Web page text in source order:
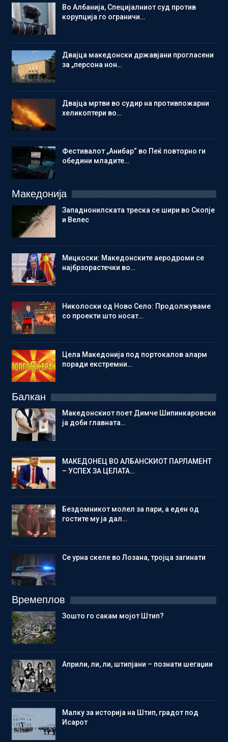
Во Албанија, Специјалниот суд против
корупција го ограничи…
Двајца македонски државјани прогласени
за „персона нон…
Двајца мртви во судир на противпожарни
хеликоптери во…
Фестивалот „Анибар“ во Пеќ повторно ги
обедини младите…
Македонија
Западнонилската треска се шири во Скопје
и Велес
Мицкоски: Македонските аеродроми се
најбрзорастечки во…
Николоски од Ново Село: Продолжуваме
со проекти што носат…
Цела Македонија под портокалов аларм
поради екстремни…
Балкан
Македонскиот поет Димче Шипинкаровски
ја доби главната…
МАКЕДОНЕЦ ВО АЛБАНСКИОТ ПАРЛАМЕНТ
– УСПЕХ ЗА ЦЕЛАТА…
Бездомникот молел за пари, а еден од
гостите му ја дал…
Се урна скеле во Лозана, тројца загинати
Времеплов
Зошто го сакам мојот Штип?
Aприли, ли, ли, штипјани – познати шегаџии
Малку за историја на Штип, градот под
Исарот